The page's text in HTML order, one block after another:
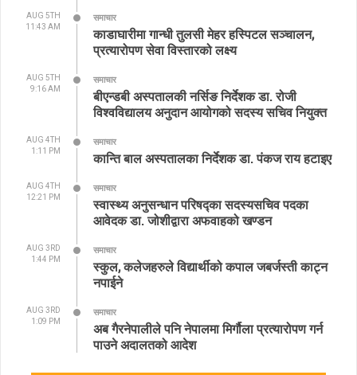
AUG 5TH
11:43 AM
समाचार
काडाघारीमा गान्धी तुलसी मेहर हस्पिटल सञ्चालन,
प्रत्यारोपण सेवा विस्तारको लक्ष्य
AUG 5TH
9:16 AM
समाचार
बीएन्डबी अस्पतालकी नर्सिङ निर्देशक डा. रोजी
विश्वविद्यालय अनुदान आयोगको सदस्य सचिव नियुक्त
AUG 4TH
1:11 PM
समाचार
कान्ति बाल अस्पतालका निर्देशक डा. पंकज राय हटाइए
AUG 4TH
12:21 PM
समाचार
स्वास्थ्य अनुसन्धान परिषद्का सदस्यसचिव पदका
आवेदक डा. जोशीद्वारा अफवाहको खण्डन
AUG 3RD
1:44 PM
समाचार
स्कुल, कलेजहरुले विद्यार्थीको कपाल जबर्जस्ती काट्न
नपाईने
AUG 3RD
1:09 PM
समाचार
अब गैरनेपालीले पनि नेपालमा मिर्गौला प्रत्यारोपण गर्न
पाउने अदालतको आदेश